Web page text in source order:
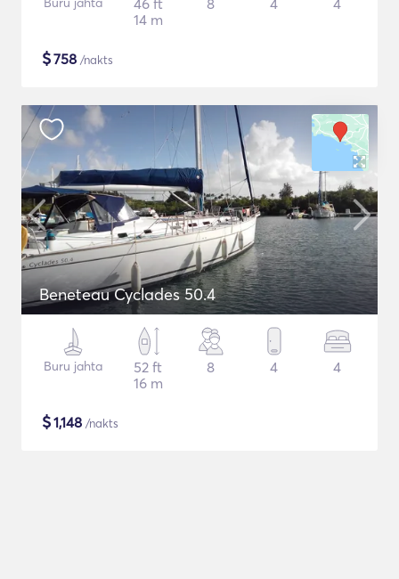
46 ft
14 m
8 4 4
$758 /nakts
Beneteau Cyclades 50.4
Buru jahta
52 ft
16 m
8 4 4
$1,148 /nakts